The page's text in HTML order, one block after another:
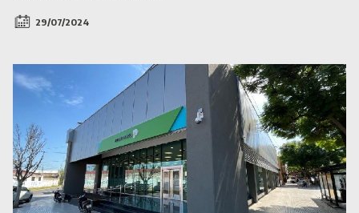
29/07/2024